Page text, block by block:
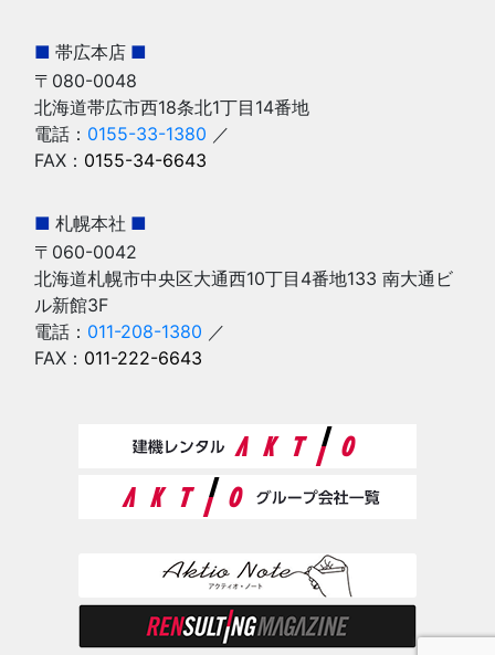
■ 帯広本店 ■
〒080-0048
北海道帯広市西18条北1丁目14番地
電話： 0155-33-1380 ／
FAX： 0155-34-6643
■ 札幌本社 ■
〒060-0042
北海道札幌市中央区大通西10丁目4番地133 南大通ビ
ル新館3F
電話： 011-208-1380 ／
FAX： 011-222-6643